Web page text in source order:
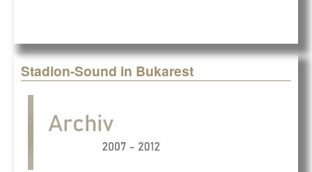
Stadion-Sound in Bukarest